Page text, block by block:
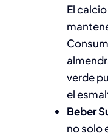
El
verde
el
Beber
no solo